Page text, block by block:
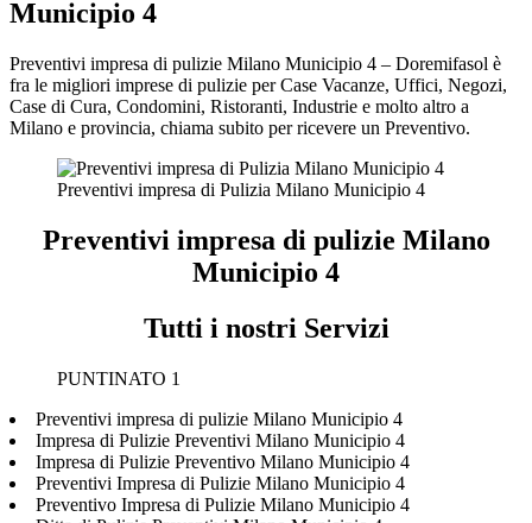
Municipio 4
Preventivi impresa di pulizie Milano Municipio 4 – Doremifasol è
fra le migliori imprese di pulizie per Case Vacanze, Uffici, Negozi,
Case di Cura, Condomini, Ristoranti, Industrie e molto altro a
Milano e provincia, chiama subito per ricevere un Preventivo.
Preventivi impresa di Pulizia Milano Municipio 4
Preventivi impresa di pulizie Milano
Municipio 4
Tutti i nostri Servizi
PUNTINATO 1
Preventivi impresa di pulizie Milano Municipio 4
Impresa di Pulizie Preventivi Milano Municipio 4
Impresa di Pulizie Preventivo Milano Municipio 4
Preventivi Impresa di Pulizie Milano Municipio 4
Preventivo Impresa di Pulizie Milano Municipio 4